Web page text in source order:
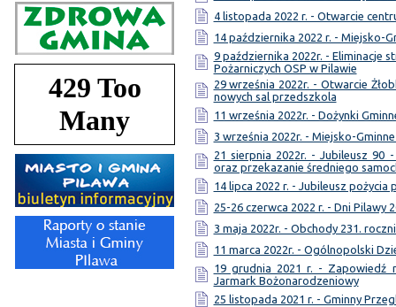
4 listopada 2022 r. - Otwarcie
14 października 2022 r. - Miejsko-
9 października 2022r. - Eliminacje
Pożarniczych OSP w Pilawie
29 września 2022r. - Otwarcie
nowych sal przedszkola
11 września 2022r. - Dożynki
3 września 2022r. - Miejsko-
21 sierpnia 2022r. - Jubileusz 90
oraz przekazanie średniego
14 lipca 2022 r. - Jubileusz pożycia
25-26 czerwca 2022 r. - Dni Pilawy
3 maja 2022r. - Obchody 231.
11 marca 2022r. - Ogólnopolski
19 grudnia 2021 r. - Zapowiedź
Jarmark Bożonarodzeniowy
25 listopada 2021 r. - Gminny